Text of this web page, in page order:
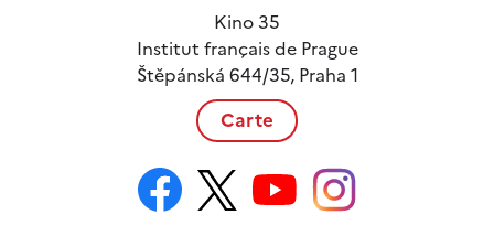
Kino 35
Institut français de Prague
Štěpánská 644/35, Praha 1
Carte